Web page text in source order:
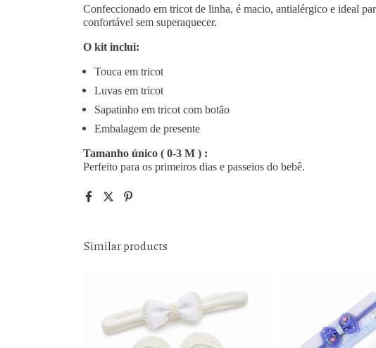
Confeccionado em tricot de linha, é macio, antialérgico e ideal
confortável sem superaquecer.
O kit inclui:
Touca em tricot
Luvas em tricot
Sapatinho em tricot com botão
Embalagem de presente
Tamanho único ( 0-3 M ) :
Perfeito para os primeiros dias e passeios do bebê.
Similar products